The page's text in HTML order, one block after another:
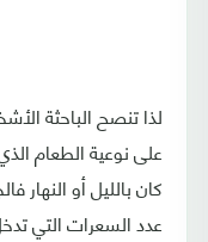
لذا تنصح الباحثة
على نوعية الطعام
كان بالليل أو النهار
عدد السعرات التي